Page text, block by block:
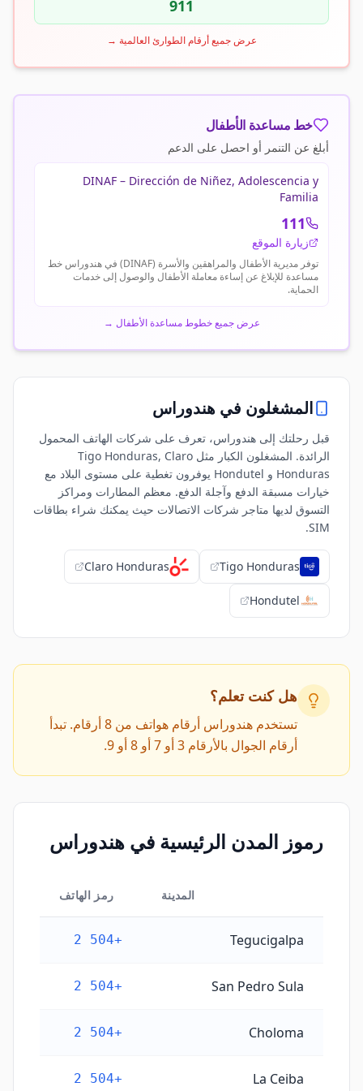
911
عرض جميع أرقام الطوارئ العالمية →
خط مساعدة الأطفال
أبلغ عن التنمر أو احصل على الدعم
DINAF – Dirección de Niñez, Adolescencia y
Familia
111
زيارة الموقع
توفر مديرية الأطفال والمراهقين والأسرة (DINAF) في هندوراس خط
مساعدة للإبلاغ عن إساءة معاملة الأطفال والوصول إلى خدمات
الحماية.
عرض جميع خطوط مساعدة الأطفال →
المشغلون في هندوراس
قبل رحلتك إلى هندوراس، تعرف على شركات الهاتف المحمول
الرائدة. المشغلون الكبار مثل Tigo Honduras, Claro
Honduras و Hondutel يوفرون تغطية على مستوى البلاد مع
خيارات مسبقة الدفع وآجلة الدفع. معظم المطارات ومراكز
التسوق لديها متاجر شركات الاتصالات حيث يمكنك شراء بطاقات
SIM.
Tigo Honduras
Claro Honduras
Hondutel
هل كنت تعلم؟
تستخدم هندوراس أرقام هواتف من 8 أرقام. تبدأ
أرقام الجوال بالأرقام 3 أو 7 أو 8 أو 9.
رموز المدن الرئيسية في هندوراس
المدينة رمز الهاتف
Tegucigalpa
+504 2
San Pedro Sula
+504 2
Choloma
+504 2
La Ceiba
+504 2